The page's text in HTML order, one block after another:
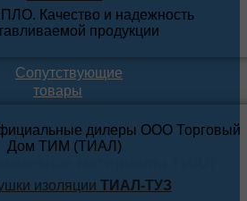
Сопутствующие
товары
изоляции ТИАЛ-ТУЗ